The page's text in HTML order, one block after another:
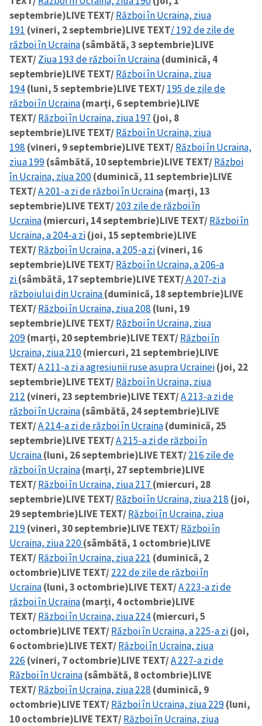
septembrie)LIVE TEXT/Război în Ucraina, ziua
191 (vineri, 2 septembrie)LIVE TEXT/ 192 de zile de
război în Ucraina(sâmbătă, 3 septembrie)LIVE
TEXT/Ziua 193 de război în Ucraina(duminică, 4
septembrie)LIVE TEXT/Război în Ucraina, ziua
194(luni, 5 septembrie)LIVE TEXT/195 de zile de
război în Ucraina(marți, 6 septembrie)LIVE
TEXT/Război în Ucraina, ziua 197 (joi, 8
septembrie)LIVE TEXT/Război în Ucraina, ziua
198 (vineri, 9 septembrie)LIVE TEXT/Război în Ucraina,
ziua 199(sâmbătă, 10 septembrie)LIVE TEXT/Război
în Ucraina, ziua 200(duminică, 11 septembrie)LIVE
TEXT/A 201-a zi de război în Ucraina(marți, 13
septembrie)LIVE TEXT/203 zile de război în
Ucraina(miercuri, 14 septembrie)LIVE TEXT/Război în
Ucraina, a 204-a zi(joi, 15 septembrie)LIVE
TEXT/Război în Ucraina, a 205-a zi(vineri, 16
septembrie)LIVE TEXT/Război în Ucraina, a 206-a
zi(sâmbătă, 17 septembrie)LIVE TEXT/A 207-zi a
războiului din Ucraina(duminică, 18 septembrie)LIVE
TEXT/Război în Ucraina, ziua 208 (luni, 19
septembrie)LIVE TEXT/Război în Ucraina, ziua
209(marți, 20 septembrie)LIVE TEXT/Război în
Ucraina, ziua 210(miercuri, 21 septembrie)LIVE
TEXT/A 211-a zi a agresiunii ruse asupra Ucrainei(joi, 22
septembrie)LIVE TEXT/Război în Ucraina, ziua
212 (vineri, 23 septembrie)LIVE TEXT/A 213-a zi de
război în Ucraina(sâmbătă, 24 septembrie)LIVE
TEXT/A 214-a zi de război în Ucraina(duminică, 25
septembrie)LIVE TEXT/A 215-a zi de război în
Ucraina(luni, 26 septembrie)LIVE TEXT/216 zile de
război în Ucraina(marți, 27 septembrie)LIVE
TEXT/Război în Ucraina, ziua 217 (miercuri, 28
septembrie)LIVE TEXT/Război în Ucraina, ziua 218 (joi,
29 septembrie)LIVE TEXT/Război în Ucraina, ziua
219(vineri, 30 septembrie)LIVE TEXT/Război în
Ucraina, ziua 220(sâmbătă, 1 octombrie)LIVE
TEXT/Război în Ucraina, ziua 221 (duminică, 2
octombrie)LIVE TEXT/222 de zile de război în
Ucraina(luni, 3 octombrie)LIVE TEXT/A 223-a zi de
război în Ucraina(marți, 4 octombrie)LIVE
TEXT/Război în Ucraina, ziua 224(miercuri, 5
octombrie)LIVE TEXT/Război în Ucraina, a 225-a zi(joi,
6 octombrie)LIVE TEXT/Război în Ucraina, ziua
226 (vineri, 7 octombrie)LIVE TEXT/A 227-a zi de
Război în Ucraina(sâmbătă, 8 octombrie)LIVE
TEXT/Război în Ucraina, ziua 228 (duminică, 9
octombrie)LIVE TEXT/Război în Ucraina, ziua 229(luni,
10 octombrie)LIVE TEXT/Război în Ucraina, ziua
Sursă anonimă
Nume+ Numele meu
Email+ Emailul meu
Telefon
+ Telefon personal
Am citit și sunt de
acord cupolitica de
confidențialitate.